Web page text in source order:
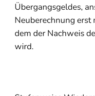
Übergangsgeldes,
Neuberechnung erst
dem der Nachweis
wird.